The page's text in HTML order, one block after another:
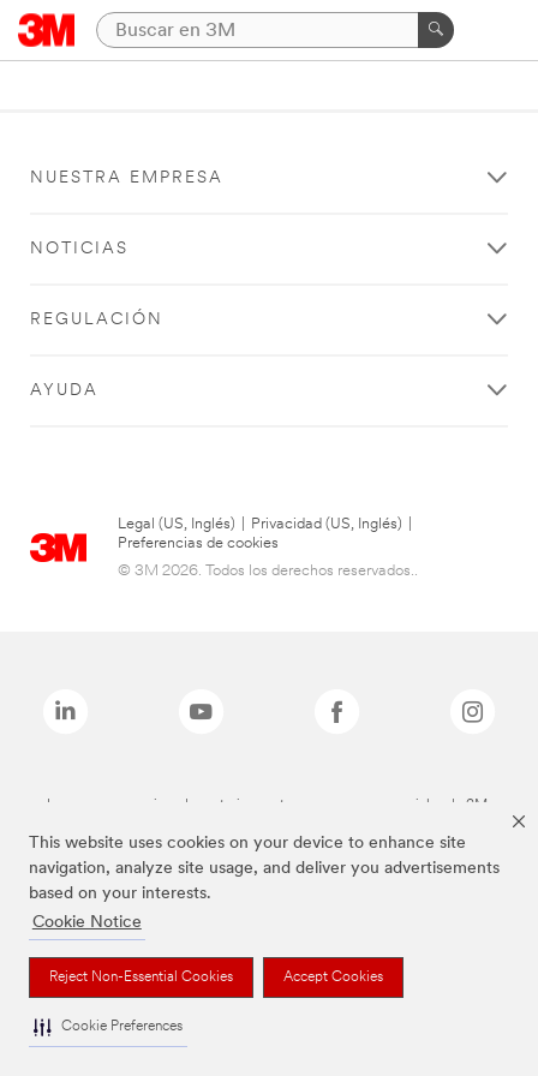
This website uses cookies on your device to enhance site
navigation, analyze site usage, and deliver you advertisements
based on your interests.
Cookie Notice
Reject Non-Essential Cookies Accept Cookies
Cookie Preferences
NUESTRA EMPRESA
NOTICIAS
REGULACIÓN
AYUDA
Legal (US, Inglés) Privacidad (US, Inglés)
Preferencias de cookies
© 3M 2026. Todos los derechos reservados..
Las marcas mencionadas anteriormente son marcas comerciales de 3M.